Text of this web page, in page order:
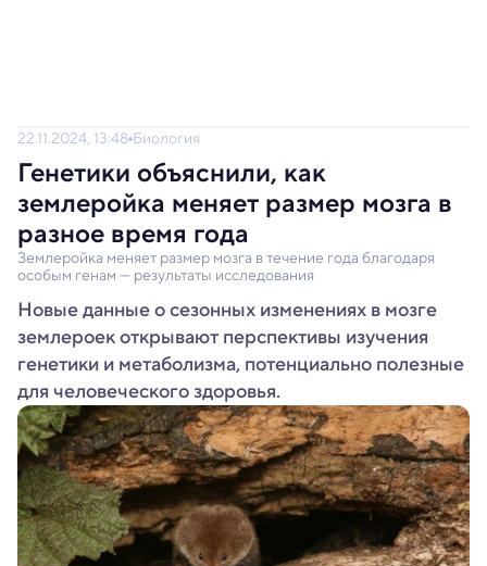
22.11.2024, 13:48 Биология
Генетики объяснили, как
землеройка меняет размер мозга в
разное время года
Землеройка меняет размер мозга в течение года благодаря
особым генам — результаты исследования
Новые данные о сезонных изменениях в мозге
землероек открывают перспективы изучения
генетики и метаболизма, потенциально полезные
для человеческого здоровья.